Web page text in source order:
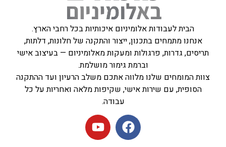
הבית לעבודות אלומיניום איכותיות בכל רחבי הארץ.
אנחנו מתמחים בתכנון, ייצור והתקנה של חלונות, דלתות,
תריסים, גדרות, פרגולות ומעקות מאלומיניום — בעיצוב אישי
וברמת גימור מושלמת.
צוות המומחים שלנו מלווה אתכם משלב הרעיון ועד ההתקנה
הסופית, עם שירות אישי, שקיפות מלאה ואחריות על כל
עבודה.